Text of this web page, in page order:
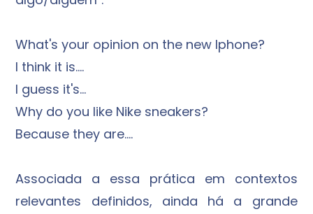
What's your opinion on the new Iphone?
I think it is....
I guess it's...
Why do you like Nike sneakers?
Because they are....
Associada a essa prática em contextos
relevantes definidos, ainda há a grande